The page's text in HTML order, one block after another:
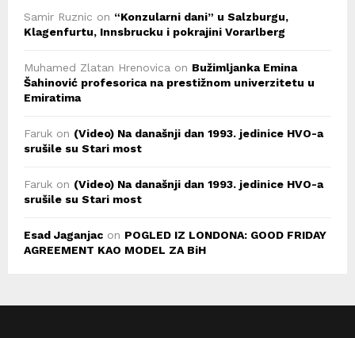
Samir Ruznic on “Konzularni dani” u Salzburgu,
Klagenfurtu, Innsbrucku i pokrajini Vorarlberg
Muhamed Zlatan Hrenovica on Bužimljanka Emina
Šahinović profesorica na prestižnom univerzitetu u
Emiratima
Faruk on (Video) Na današnji dan 1993. jedinice HVO-a
srušile su Stari most
Faruk on (Video) Na današnji dan 1993. jedinice HVO-a
srušile su Stari most
Esad Jaganjac on POGLED IZ LONDONA: GOOD FRIDAY
AGREEMENT KAO MODEL ZA BiH